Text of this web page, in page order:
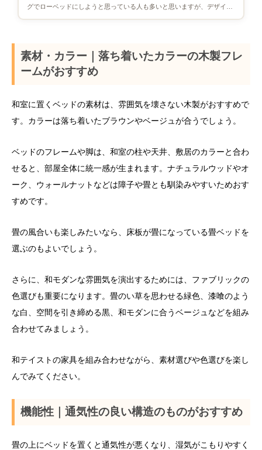
グでローベッドにしようと思っている人も多いと思いますが、デザイン
素材・カラー｜落ち着いたカラーの木製フレ
ームがおすすめ
和室に置くベッドの素材は、雰囲気を壊さない木製がおすすめで
す。カラーは落ち着いたブラウンやベージュが合うでしょう。
ベッドのフレームや脚は、和室の柱や天井、敷居のカラーと合わ
せると、部屋全体に統一感が生まれます。ナチュラルウッドやオ
ーク、ウォールナットなどは障子や畳とも馴染みやすいためおす
すめです。
畳の風合いも楽しみたいなら、床板が畳になっている畳ベッドを
選ぶのもよいでしょう。
さらに、和モダンな雰囲気を演出するためには、ファブリックの
色選びも重要になります。畳のい草を思わせる緑色、漆喰のよう
な白、空間を引き締める黒、和モダンに合うベージュなどを組み
合わせてみましょう。
和テイストの家具を組み合わせながら、素材選びや色選びを楽し
んでみてください。
機能性｜通気性の良い構造のものがおすすめ
畳の上にベッドを置くと通気性が悪くなり、湿気がこもりやすく